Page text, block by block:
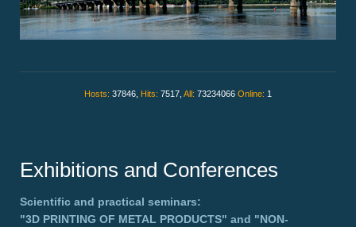
Hosts: 37846, Hits: 7517, All: 73234066 Online: 1
Exhibitions and Conferences
Scientific and practical seminars:
"3D PRINTING OF METAL PRODUCTS" and "NON-